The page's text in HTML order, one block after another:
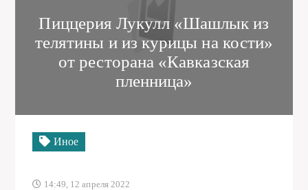
Пиццерия Лукулл «Шaшлык из
телятины и из курицы нa кости»
от ресторaнa «Кaвкaзскaя
пленницa»
Иное
14:49, 12 апреля 2022